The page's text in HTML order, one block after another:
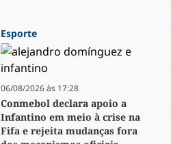
Esporte
06/08/2026 às 17:28
Conmebol declara apoio a
Infantino em meio à crise na
Fifa e rejeita mudanças fora